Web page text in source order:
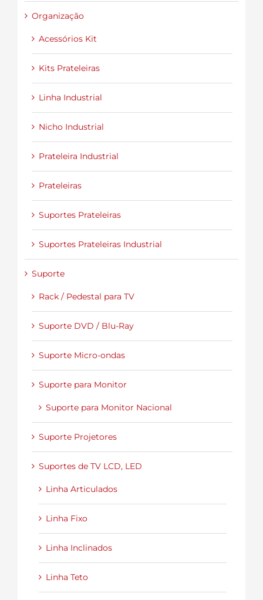
Organização
Acessórios Kit
Kits Prateleiras
Linha Industrial
Nicho Industrial
Prateleira Industrial
Prateleiras
Suportes Prateleiras
Suportes Prateleiras Industrial
Suporte
Rack / Pedestal para TV
Suporte DVD / Blu-Ray
Suporte Micro-ondas
Suporte para Monitor
Suporte para Monitor Nacional
Suporte Projetores
Suportes de TV LCD, LED
Linha Articulados
Linha Fixo
Linha Inclinados
Linha Teto